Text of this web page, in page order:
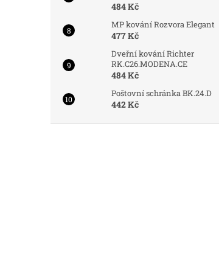
484 Kč
MP kování Rozvora Elegant
477 Kč
Dveřní kování Richter
RK.C26.MODENA.CE
484 Kč
Poštovní schránka BK.24.D
442 Kč
Designové černé kování Richter RK. C-
kování vypadá luxusně na všech
typech dveří.